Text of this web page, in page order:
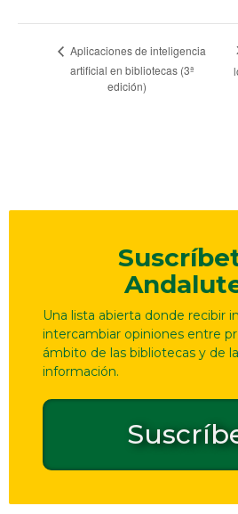
Navegación
Aplicaciones de inteligencia
artificial en bibliotecas (3ª
edición)
Una lista abierta donde recibir
intercambiar opiniones entre
ámbito de las bibliotecas y de
información.